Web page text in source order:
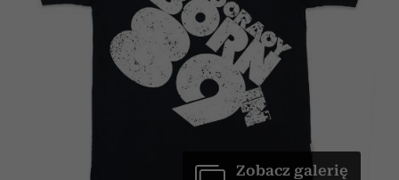
Zobacz galerię